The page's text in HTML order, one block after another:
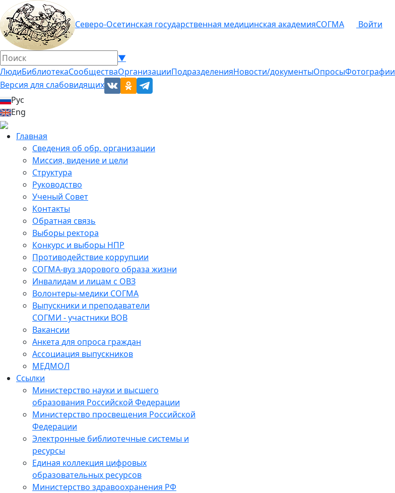
Северо-Осетинская государственная медицинская академияСОГМА Войти
▼
ЛюдиБиблиотекаСообществаОрганизацииПодразделенияНовости/документыОпросыФотографии
Версия для слабовидящих
Рус
Eng
Главная
Сведения об обр. организации
Миссия, видение и цели
Структура
Руководство
Ученый Совет
Контакты
Обратная связь
Выборы ректора
Конкурс и выборы НПР
Противодействие коррупции
СОГМА-вуз здорового образа жизни
Инвалидам и лицам с ОВЗ
Волонтеры-медики СОГМА
Выпускники и преподаватели
СОГМИ - участники ВОВ
Вакансии
Анкета для опроса граждан
Ассоциация выпускников
МЕДМОЛ
Ссылки
Министерство науки и высшего
образования Российской Федерации
Министерство просвещения Российской
Федерации
Электронные библиотечные системы и
ресурсы
Единая коллекция цифровых
образовательных ресурсов
Министерство здравоохранения РФ